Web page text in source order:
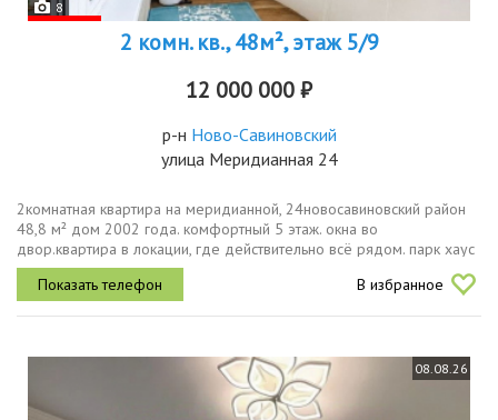
8
2 комн. кв., 48м², этаж 5/9
12 000 000 ₽
р-н Ново-Савиновский
улица Меридианная 24
2комнатная квартира на меридианной, 24новосавиновский район
48,8 м² дом 2002 года. комфортный 5 этаж. окна во
двор.квартира в локации, где действительно всё рядом. парк хаус
через дорогу аллея белые цветы для прогулок после тяжелого
дня парк победы...
В избранное
08.08.26